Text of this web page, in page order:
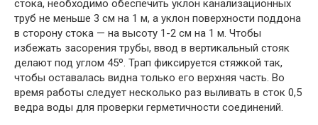
стока, необходимо обеспечить уклон канализационных
труб не меньше 3 см на 1 м, а уклон поверхности поддона
в сторону стока — на высоту 1-2 см на 1 м. Чтобы
избежать засорения трубы, ввод в вертикальный стояк
делают под углом 45º. Трап фиксируется стяжкой так,
чтобы оставалась видна только его верхняя часть. Во
время работы следует несколько раз выливать в сток 0,5
ведра воды для проверки герметичности соединений.